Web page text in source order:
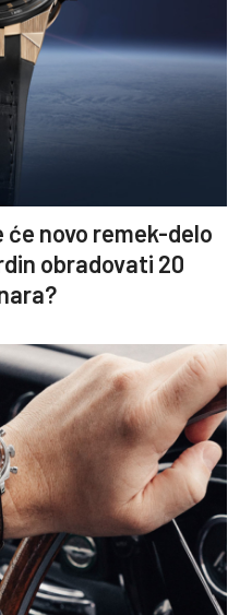
novo remek-delo
obradovati 20